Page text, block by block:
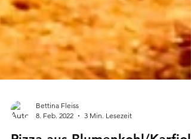
Bettina Fleiss